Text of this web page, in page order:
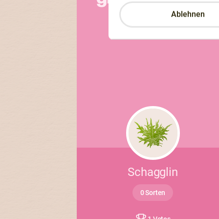
Ablehnen
Schagglin
0 Sorten